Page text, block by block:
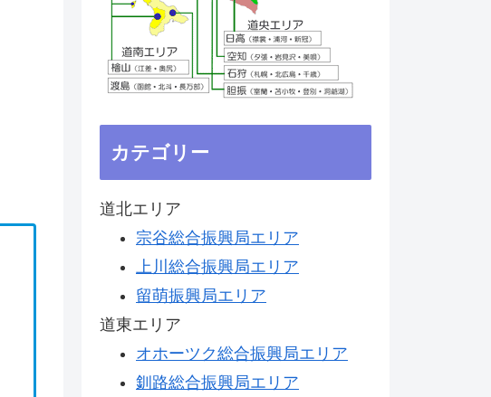
カテゴリー
道北エリア
宗谷総合振興局エリア
上川総合振興局エリア
留萌振興局エリア
道東エリア
オホーツク総合振興局エリア
釧路総合振興局エリア